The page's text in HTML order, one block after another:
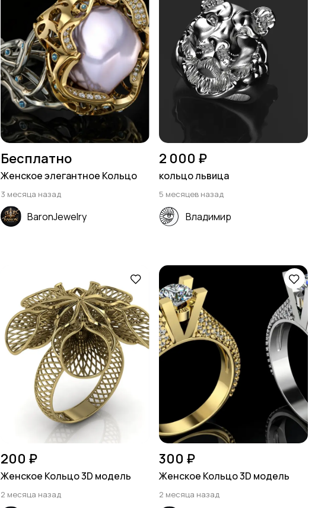
Бесплатно
Женское элегантное Кольцо
3 месяца назад
BaronJewelry
2 000 ₽
кольцо львица
5 месяцев назад
Владимир
200 ₽
Женское Кольцо 3D модель
2 месяца назад
300 ₽
Женское Кольцо 3D модель
2 месяца назад